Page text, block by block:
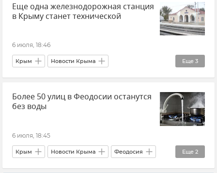
Александр Хинштейн
Еще одна железнодорожная станция
в Крыму станет технической
6 июля, 18:46
Еще 3
Крым Новости Крыма
Ленинский район Гранд Сервис Экспресс
Железные дороги Крыма
Более 50 улиц в Феодосии останутся
без воды
6 июля, 18:45
Еще 2
Крым Новости Крыма Феодосия
Водоснабжение Отключение воды в Крыму